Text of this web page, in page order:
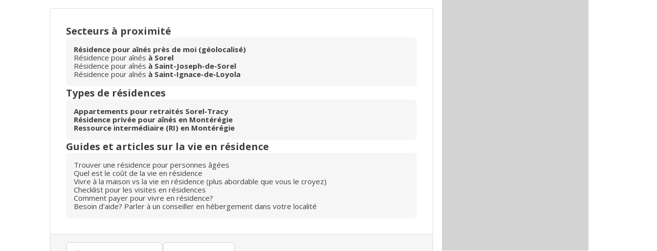
Secteurs à proximité
Résidence pour aînés près de moi (géolocalisé)
Résidence pour aînés à Sorel
Résidence pour aînés à Saint-Joseph-de-Sorel
Résidence pour aînés à Saint-Ignace-de-Loyola
Types de résidences
Appartements pour retraités Sorel-Tracy
Résidence privée pour aînés en Montérégie
Ressource intermédiaire (RI) en Montérégie
Guides et articles sur la vie en résidence
Trouver une résidence pour personnes âgées
Quel est le coût de la vie en résidence
Vivre à la maison vs la vie en résidence (plus abordable que vous le croyez)
Checklist pour les visites en résidences
Comment payer pour vivre en résidence?
Besoin d'aide? Parler à un conseiller en hébergement dans votre localité